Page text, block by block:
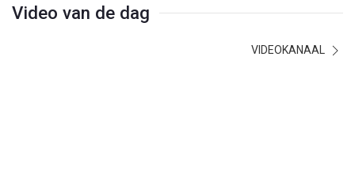
Video van de dag
VIDEOKANAAL